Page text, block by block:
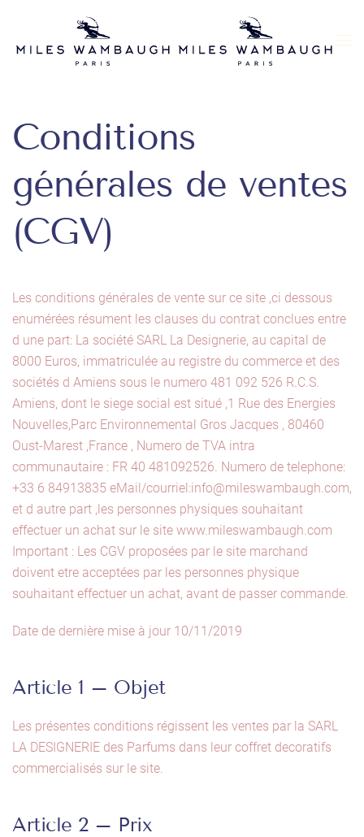
Skip to main content
Conditions
générales de ventes
(CGV)
Les conditions générales de vente sur ce site ,ci dessous
enumérées résument les clauses du contrat conclues entre
d une part: La société SARL La Designerie, au capital de
8000 Euros, immatriculée au registre du commerce et des
sociétés d Amiens sous le numero 481 092 526 R.C.S.
Amiens, dont le siege social est situé ,1 Rue des Energies
Nouvelles,Parc Environnemental Gros Jacques , 80460
Oust-Marest ,France , Numero de TVA intra
communautaire : FR 40 481092526. Numero de telephone:
+33 6 84913835 eMail/courriel:info@mileswambaugh.com,
et d autre part ,les personnes physiques souhaitant
effectuer un achat sur le site www.mileswambaugh.com
Important : Les CGV proposées par le site marchand
doivent etre acceptées par les personnes physique
souhaitant effectuer un achat, avant de passer commande.
Date de dernière mise à jour 10/11/2019
Article 1 – Objet
Les présentes conditions régissent les ventes par la SARL
LA DESIGNERIE des Parfums dans leur coffret decoratifs
commercialisés sur le site.
Article 2 – Prix